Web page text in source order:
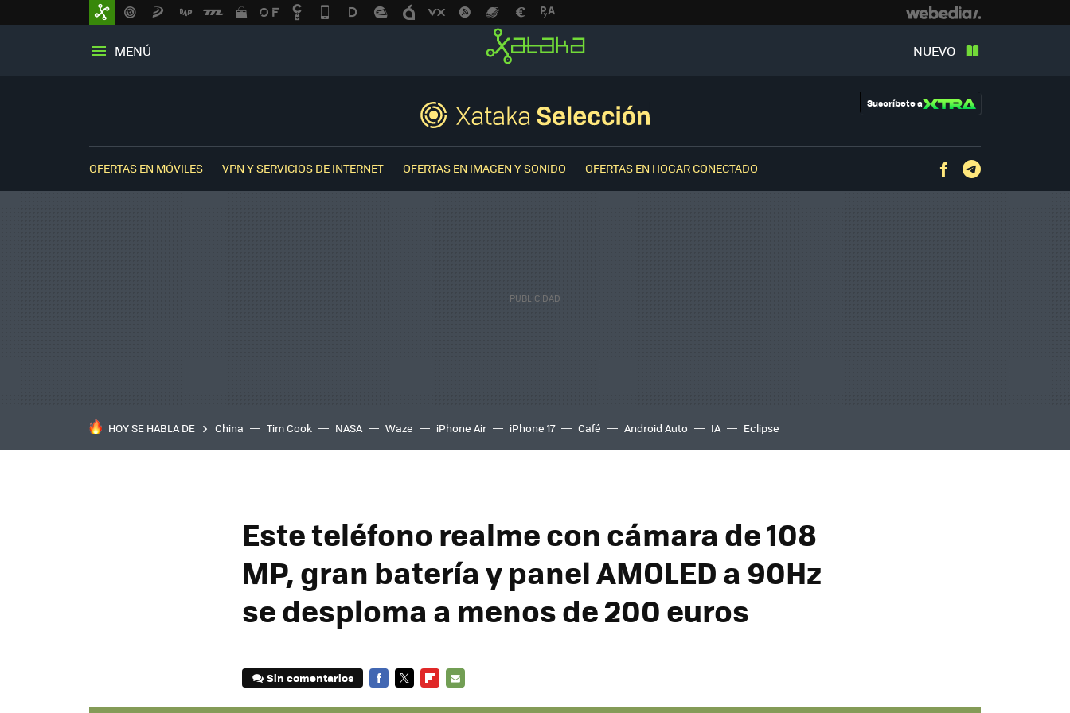
MENÚ NUEVO
Suscríbete a
OFERTAS EN MÓVILES VPN Y SERVICIOS DE INTERNET OFERTAS EN IMAGEN Y SONIDO OFERTAS EN HOGAR CONECTADO Facebook
HOY SE HABLA DE China Tim Cook NASA Waze iPhone Air iPhone 17 Café Android Auto IA Eclipse
Este teléfono realme con cámara de 108
MP, gran batería y panel AMOLED a 90Hz
se desploma a menos de 200 euros
Sin comentarios